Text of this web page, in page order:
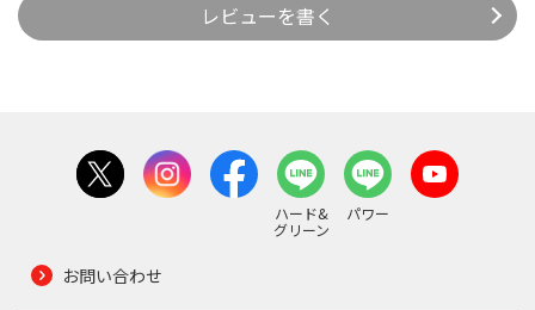
レビューを書く
ハード&
グリーン
パワー
お問い合わせ